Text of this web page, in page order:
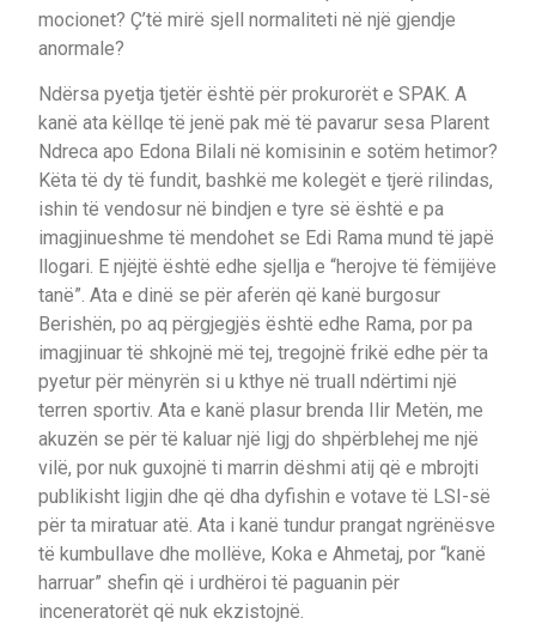
mocionet? Ç’të mirë sjell normaliteti në një gjendje
anormale?
Ndërsa pyetja tjetër është për prokurorët e SPAK. A
kanë ata këllqe të jenë pak më të pavarur sesa Plarent
Ndreca apo Edona Bilali në komisinin e sotëm hetimor?
Këta të dy të fundit, bashkë me kolegët e tjerë rilindas,
ishin të vendosur në bindjen e tyre së është e pa
imagjinueshme të mendohet se Edi Rama mund të japë
llogari. E njëjtë është edhe sjellja e “herojve të fëmijëve
tanë”. Ata e dinë se për aferën që kanë burgosur
Berishën, po aq përgjegjës është edhe Rama, por pa
imagjinuar të shkojnë më tej, tregojnë frikë edhe për ta
pyetur për mënyrën si u kthye në truall ndërtimi një
terren sportiv. Ata e kanë plasur brenda Ilir Metën, me
akuzën se për të kaluar një ligj do shpërblehej me një
vilë, por nuk guxojnë ti marrin dëshmi atij që e mbrojti
publikisht ligjin dhe që dha dyfishin e votave të LSI-së
për ta miratuar atë. Ata i kanë tundur prangat ngrënësve
të kumbullave dhe mollëve, Koka e Ahmetaj, por “kanë
harruar” shefin që i urdhëroi të paguanin për
inceneratorët që nuk ekzistojnë.